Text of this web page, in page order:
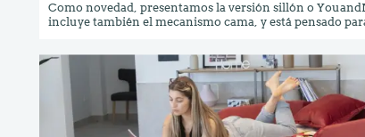
Como novedad, presentamos la versión sillón o
incluye también el mecanismo cama, y está pensado
con brazo recto. Como el resto de elementos de este
cama Bolero está disponible con brazo curvo o con brazo
ahora además puede ir acabado sin brazo, con un